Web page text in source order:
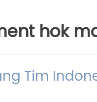
hok
Tim